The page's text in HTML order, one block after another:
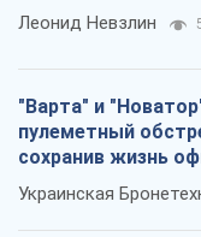
Леонид Невзлин
"Варта" и
пулеметный
сохранив жизнь
Украинская